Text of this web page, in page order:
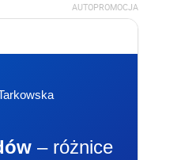
AUTOPROMOCJA
– różnice